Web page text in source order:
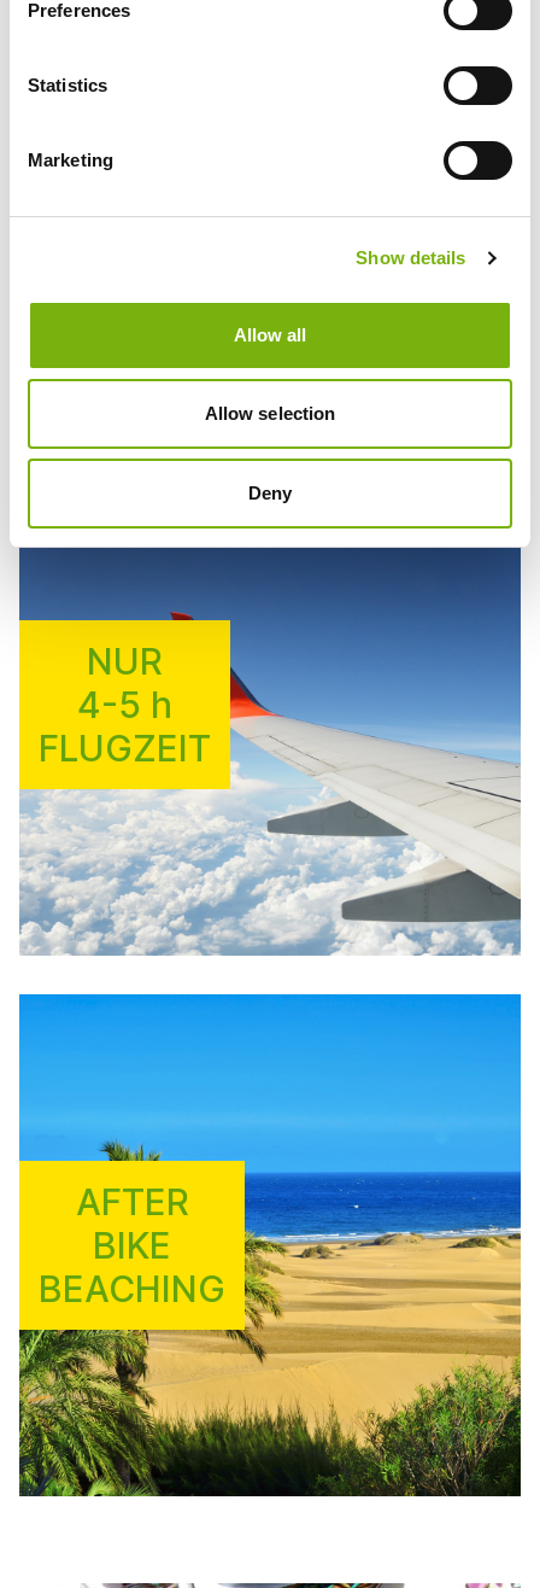
Preferences
Statistics
Marketing
Show details
Allow all
Allow selection
Deny
GRANDIOSE
NUR
4-5 h
FLUGZEIT
AFTER
BIKE
BEACHING